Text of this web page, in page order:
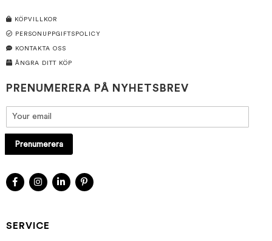
KÖPVILLKOR
PERSONUPPGIFTSPOLICY
KONTAKTA OSS
ÅNGRA DITT KÖP
PRENUMERERA PÅ NYHETSBREV
Prenumerera
SERVICE